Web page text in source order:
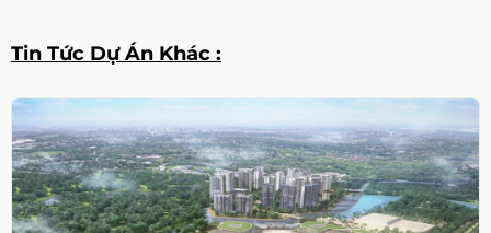
Tin Tức Dự Án Khác :